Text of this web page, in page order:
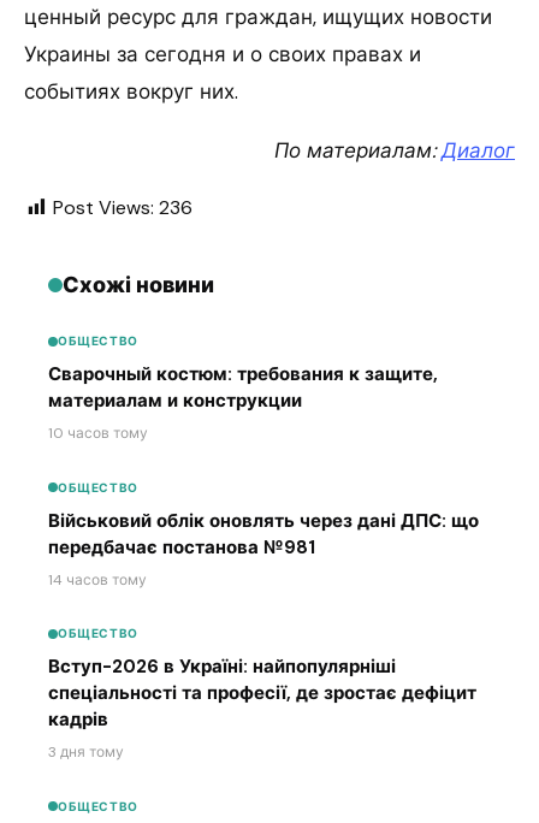
ценный ресурс для граждан, ищущих новости
Украины за сегодня и о своих правах и
событиях вокруг них.
По материалам:Диалог
Post Views: 236
Схожі новини
ОБЩЕСТВО
Сварочный костюм: требования к защите,
материалам и конструкции
10 часов тому
ОБЩЕСТВО
Військовий облік оновлять через дані ДПС: що
передбачає постанова №981
14 часов тому
ОБЩЕСТВО
Вступ-2026 в Україні: найпопулярніші
спеціальності та професії, де зростає дефіцит
кадрів
3 дня тому
ОБЩЕСТВО